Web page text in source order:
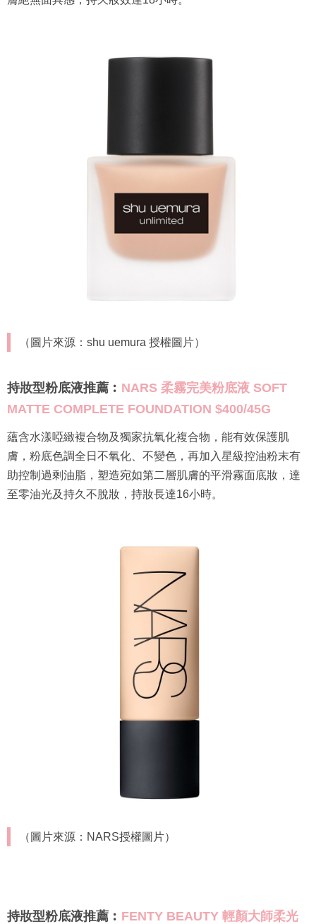
（圖片來源：shu uemura 授權圖片）
持妝型粉底液推薦︰ NARS 柔霧完美粉底液 SOFT
MATTE COMPLETE FOUNDATION $400/45G
蘊含水漾啞緻複合物及獨家抗氧化複合物，能有效保護肌
膚，粉底色調全日不氧化、不變色，再加入星級控油粉末有
助控制過剩油脂，塑造宛如第二層肌膚的平滑霧面底妝，達
至零油光及持久不脫妝，持妝長達16小時。
（圖片來源：NARS授權圖片）
持妝型粉底液推薦︰ FENTY BEAUTY 輕顏大師柔光